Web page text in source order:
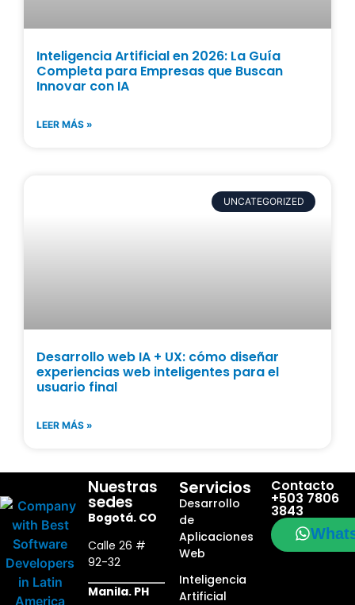
Inteligencia Artificial en 2026: La Guía
Completa para Empresas que Buscan
Innovar con IA
LEER MÁS »
UNCATEGORIZED
Desarrollo web IA + UX: cómo diseñar
experiencias web inteligentes para el
usuario final
LEER MÁS »
Nuestras
sedes
Bogotá. CO
Calle 26 #
92-32
Manila. PH
Servicios
Desarrollo
de
Aplicaciones
Web
Inteligencia
Artificial
Contacto
+503 7806
3843